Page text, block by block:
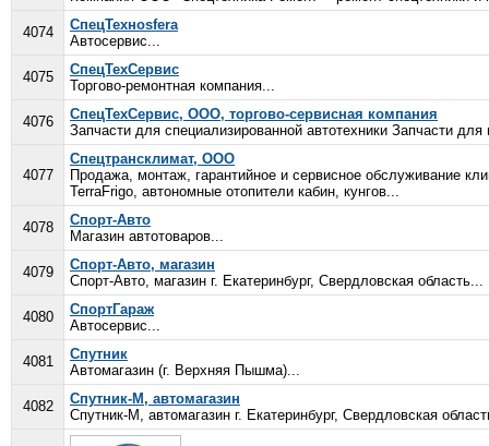
4074
СпецТехноsfera
Автосервис...
4075
СпецТехСервис
Торгово-ремонтная компания...
4076
СпецТехСервис, ООО, торгово-сервисная компания
Запчасти для специализированной автотехники Запчасти
4077
Спецтрансклимат, ООО
Продажа, монтаж, гарантийное и сервисное обслуживание
TerraFrigo, автономные отопители кабин, кунгов...
4078
Спорт-Авто
Магазин автотоваров...
4079
Спорт-Авто, магазин
Спорт-Авто, магазин г. Екатеринбург, Свердловская область...
4080
СпортГараж
Автосервис...
4081
Спутник
Автомагазин (г. Верхняя Пышма)...
4082
Спутник-М, автомагазин
Спутник-М, автомагазин г. Екатеринбург, Свердловская